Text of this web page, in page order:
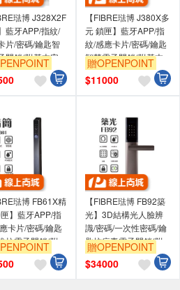
琺博 J328X2F
藍牙APP/指紋/
片/密碼/鑰匙智
門鎖(附基本安
【FIBRE琺博 J380X多
元 鎖匣】藍牙APP/指
紋/感應卡片/密碼/鑰匙
智慧電子門鎖(附基本
安裝)
贈OPENPOINT
$11000
琺博 FB61X精
】藍牙APP/指
卡片/密碼/鑰匙
拉電子門鎖(附
裝)
【FIBRE琺博 FB92築
光】3D結構光人臉辨
識/密碼/一次性密碼/鑰
匙抗病毒電子門鎖(附
基本安裝)
贈OPENPOINT
$34000